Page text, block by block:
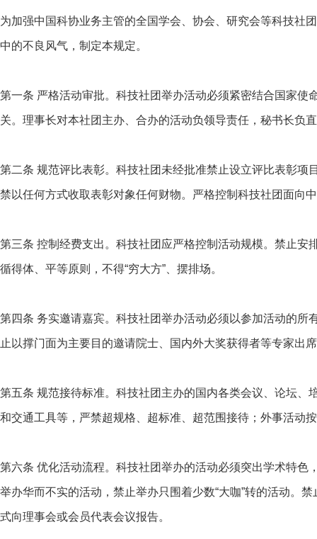
为加强中国科协业务主管的全国学会、协会、研究会等科技社
中的不良风气，制定本规定。
第一条 严格活动审批。科技社团举办活动必须紧密结合国家
关。理事长对本社团主办、合办的活动负领导责任，秘书长负
第二条 规范评比表彰。科技社团未经批准禁止设立评比表彰
禁以任何方式收取表彰对象任何财物。严格控制科技社团面向
第三条 控制经费支出。科技社团应严格控制活动规模。禁止
循得体、平等原则，不得“穷大方”、摆排场。
第四条 务实邀请嘉宾。科技社团举办活动必须以参加活动的
止以撑门面为主要目的邀请院士、国内外大奖获得者等专家出
第五条 规范接待标准。科技社团主办的国内各类会议、论坛
和交通工具等，严禁超规格、超标准、超范围接待；外事活动
第六条 优化活动流程。科技社团举办的活动必须突出学术特色
举办华而不实的活动，禁止举办只围着少数“大咖”转的活动。
式向理事会或会员代表会议报告。